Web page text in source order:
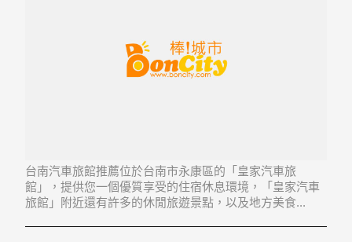
台南汽車旅館推薦位於台南市永康區的「皇家汽車旅
館」，提供您一個優質享受的住宿休息環境，「皇家汽車
旅館」附近還有許多的休閒旅遊景點，以及地方美食...